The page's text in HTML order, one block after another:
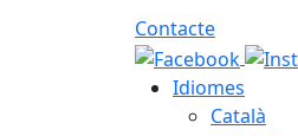
Contacte
Idiomes
Català